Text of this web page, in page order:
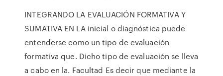
INTEGRANDO LA EVALUACIÓN FORMATIVA Y
SUMATIVA EN LA inicial o diagnóstica puede
entenderse como un tipo de evaluación
formativa que. Dicho tipo de evaluación se lleva
a cabo en la. Facultad Es decir que mediante la